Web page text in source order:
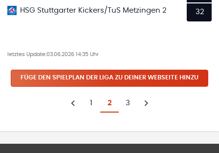
HSG Stuttgarter Kickers/TuS Metzingen 2
32
letztes Update:03.06.2026 14:35 Uhr
FÜGE DEN SPIELPLAN DER LIGA ZU DEINER WEBSEITE HINZU
Zurück
1 2 3
Weiter